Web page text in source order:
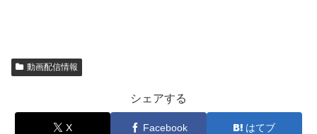
動画配信情報
シェアする
X Facebook はてブ